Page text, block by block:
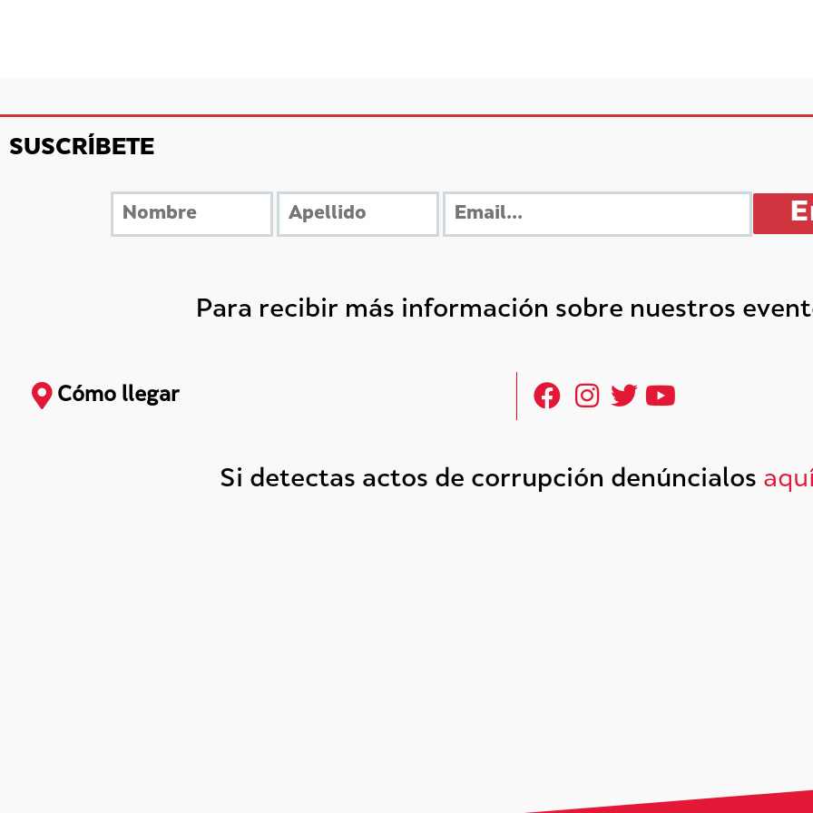
SUSCRÍBETE
Para recibir más información sobre nuestros
Cómo llegar
Si detectas actos de corrupción denúncialos